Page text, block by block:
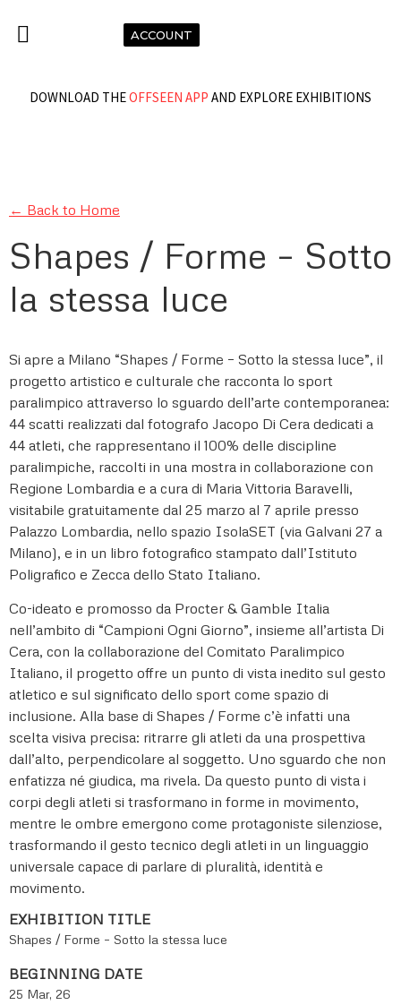
ACCOUNT
DOWNLOAD THEOFFSEEN APP AND EXPLORE EXHIBITIONS
← Back to Home
Shapes / Forme – Sotto
la stessa luce
Si apre a Milano “Shapes / Forme – Sotto la stessa luce”, il
progetto artistico e culturale che racconta lo sport
paralimpico attraverso lo sguardo dell’arte contemporanea:
44 scatti realizzati dal fotografo Jacopo Di Cera dedicati a
44 atleti, che rappresentano il 100% delle discipline
paralimpiche, raccolti in una mostra in collaborazione con
Regione Lombardia e a cura di Maria Vittoria Baravelli,
visitabile gratuitamente dal 25 marzo al 7 aprile presso
Palazzo Lombardia, nello spazio IsolaSET (via Galvani 27 a
Milano), e in un libro fotografico stampato dall’Istituto
Poligrafico e Zecca dello Stato Italiano.
Co-ideato e promosso da Procter & Gamble Italia
nell’ambito di “Campioni Ogni Giorno”, insieme all’artista Di
Cera, con la collaborazione del Comitato Paralimpico
Italiano, il progetto offre un punto di vista inedito sul gesto
atletico e sul significato dello sport come spazio di
inclusione. Alla base di Shapes / Forme c’è infatti una
scelta visiva precisa: ritrarre gli atleti da una prospettiva
dall’alto, perpendicolare al soggetto. Uno sguardo che non
enfatizza né giudica, ma rivela. Da questo punto di vista i
corpi degli atleti si trasformano in forme in movimento,
mentre le ombre emergono come protagoniste silenziose,
trasformando il gesto tecnico degli atleti in un linguaggio
universale capace di parlare di pluralità, identità e
movimento.
EXHIBITION TITLE
Shapes / Forme – Sotto la stessa luce
BEGINNING DATE
25 Mar, 26